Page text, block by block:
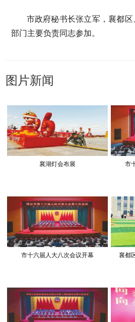
市政府秘书长张立军，襄都
部门主要负责同志参加。
图片新闻
襄湖灯会布展 市
市十六届人大八次会议开幕 襄都